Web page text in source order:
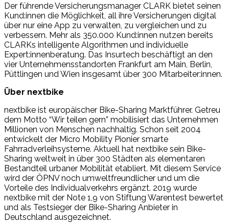
Der führende Versicherungsmanager CLARK bietet seinen
Kund:innen die Möglichkeit, all ihre Versicherungen digital
über nur eine App zu verwalten, zu vergleichen und zu
verbessern. Mehr als 350.000 Kund:innen nutzen bereits
CLARKs intelligente Algorithmen und individuelle
Expert:innenberatung. Das Insurtech beschäftigt an den
vier Unternehmensstandorten Frankfurt am Main, Berlin,
Püttlingen und Wien insgesamt über 300 Mitarbeiter:innen.
Über nextbike
nextbike ist europäischer Bike-Sharing Marktführer. Getreu
dem Motto “Wir teilen gern” mobilisiert das Unternehmen
Millionen von Menschen nachhaltig. Schon seit 2004
entwickelt der Micro Mobility Pionier smarte
Fahrradverleihsysteme. Aktuell hat nextbike sein Bike-
Sharing weltweit in über 300 Städten als elementaren
Bestandteil urbaner Mobilität etabliert. Mit diesem Service
wird der ÖPNV noch umweltfreundlicher und um die
Vorteile des Individualverkehrs ergänzt. 2019 wurde
nextbike mit der Note 1,9 von Stiftung Warentest bewertet
und als Testsieger der Bike-Sharing Anbieter in
Deutschland ausgezeichnet.